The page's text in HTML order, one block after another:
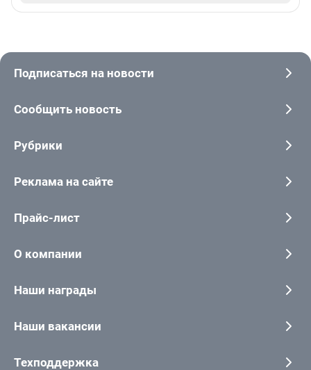
Подписаться на новости
Сообщить новость
Рубрики
Реклама на сайте
Прайс-лист
О компании
Наши награды
Наши вакансии
Техподдержка